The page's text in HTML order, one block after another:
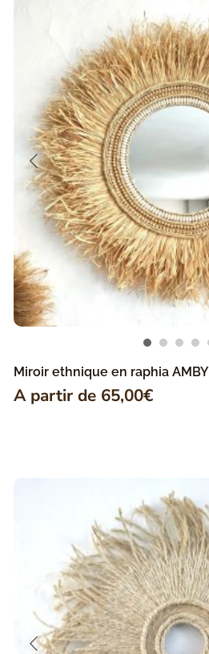
Miroir ethnique en raphia AMBY
A partir de 65,00€